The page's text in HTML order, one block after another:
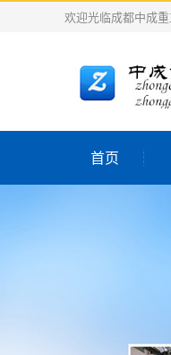
欢迎光临成都中成
首页